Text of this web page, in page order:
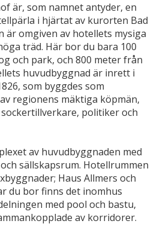
är, som namnet antyder, en
i hjärtat av kurorten Bad
är omgiven av hotellets mysiga
träd. Här bor du bara 100
och park, och 800 meter från
huvudbyggnad är inrett i
som byggdes som
regionens mäktiga köpmän,
politiker och
av huvudbyggnaden med
sällskapsrum. Hotellrummen
Haus Allmers och
du bor finns det inomhus
med pool och bastu,
av korridorer.